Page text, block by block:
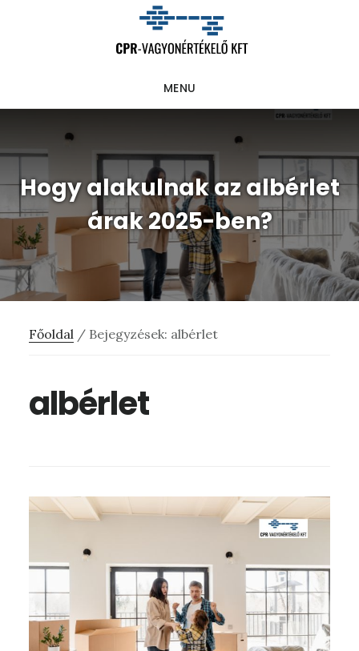
content
oldalsávhoz
MENU
Hogy alakulnak az albérlet
árak 2025-ben?
Főoldal /Bejegyzések: albérlet
albérlet